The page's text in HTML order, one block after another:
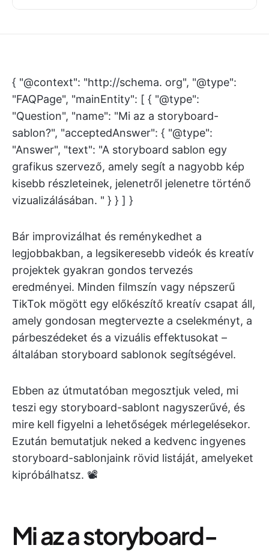
{ "@context": "http://schema. org", "@type":
"FAQPage", "mainEntity": [ { "@type":
"Question", "name": "Mi az a storyboard-
sablon?", "acceptedAnswer": { "@type":
"Answer", "text": "A storyboard sablon egy
grafikus szervező, amely segít a nagyobb kép
kisebb részleteinek, jelenetről jelenetre történő
vizualizálásában. " } } ] }
Bár improvizálhat és reménykedhet a
legjobbakban, a legsikeresebb videók és kreatív
projektek gyakran gondos tervezés
eredményei. Minden filmszín vagy népszerű
TikTok mögött egy előkészítő kreatív csapat áll,
amely gondosan megtervezte a cselekményt, a
párbeszédeket és a vizuális effektusokat –
általában storyboard sablonok segítségével.
Ebben az útmutatóban megosztjuk veled, mi
teszi egy storyboard-sablont nagyszerűvé, és
mire kell figyelni a lehetőségek mérlegelésekor.
Ezután bemutatjuk neked a kedvenc ingyenes
storyboard-sablonjaink rövid listáját, amelyeket
kipróbálhatsz. 📽️
Mi az a storyboard-